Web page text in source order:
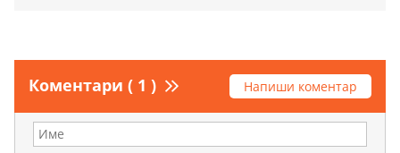
Коментари ( 1 ) Напиши коментар